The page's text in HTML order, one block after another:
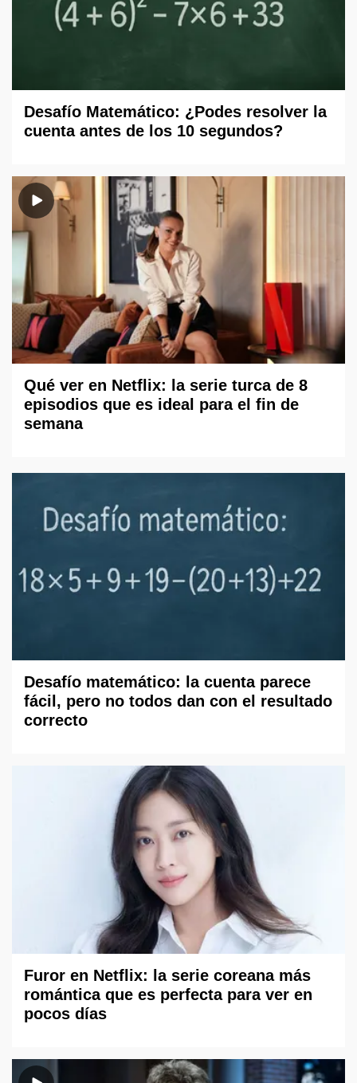
Desafío Matemático: ¿Podes resolver la
cuenta antes de los 10 segundos?
Qué ver en Netflix: la serie turca de 8
episodios que es ideal para el fin de
semana
Desafío matemático: la cuenta parece
fácil, pero no todos dan con el resultado
correcto
Furor en Netflix: la serie coreana más
romántica que es perfecta para ver en
pocos días